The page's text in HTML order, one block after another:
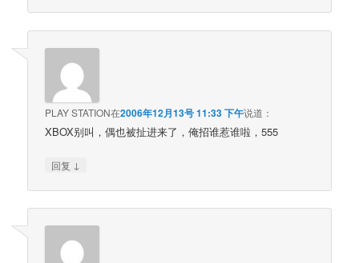
PLAY STATION在2006年12月13号 11:33 下午说道：
XBOX别叫，偶也被扯进来了，俺招谁惹谁啦，555
回复 ↓